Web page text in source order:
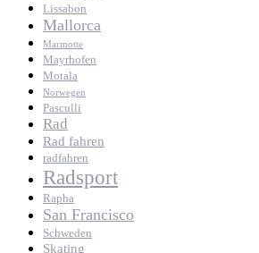
Lissabon
Mallorca
Marmotte
Mayrhofen
Motala
Norwegen
Pasculli
Rad
Rad fahren
radfahren
Radsport
Rapha
San Francisco
Schweden
Skating